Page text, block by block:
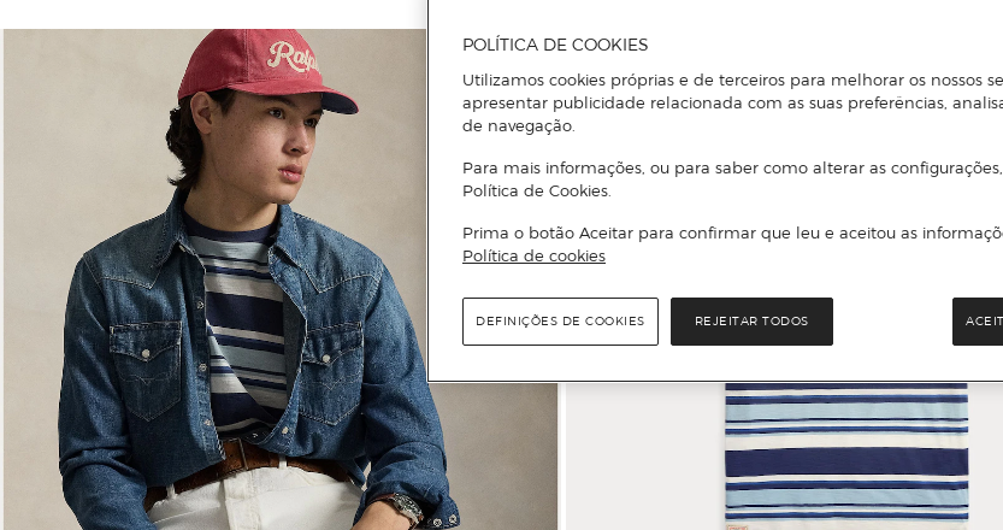
POLÍTICA DE COOKIES
Utilizamos cookies próprias e de terceiros para melhorar os nossos
apresentar publicidade relacionada com as suas preferências,
de navegação.
Para mais informações, ou para saber como alterar as
Política de Cookies.
Prima o botão Aceitar para confirmar que leu e aceitou as
Política de cookies
REJEITAR TODOS
DEFINIÇÕES DE COOKIES